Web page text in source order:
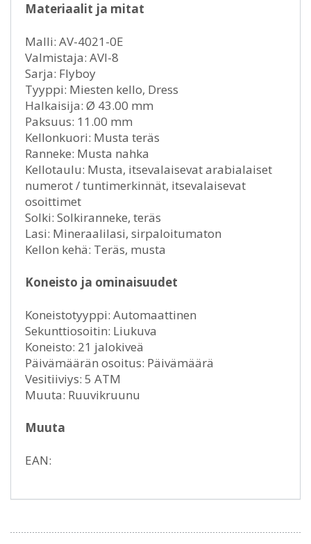
Materiaalit ja mitat
Malli: AV-4021-0E
Valmistaja: AVI-8
Sarja: Flyboy
Tyyppi: Miesten kello, Dress
Halkaisija: Ø 43.00 mm
Paksuus: 11.00 mm
Kellonkuori: Musta teräs
Ranneke: Musta nahka
Kellotaulu: Musta, itsevalaisevat arabialaiset
numerot / tuntimerkinnät, itsevalaisevat
osoittimet
Solki: Solkiranneke, teräs
Lasi: Mineraalilasi, sirpaloitumaton
Kellon kehä: Teräs, musta
Koneisto ja ominaisuudet
Koneistotyyppi: Automaattinen
Sekunttiosoitin: Liukuva
Koneisto: 21 jalokiveä
Päivämäärän osoitus: Päivämäärä
Vesitiiviys: 5 ATM
Muuta: Ruuvikruunu
Muuta
EAN: